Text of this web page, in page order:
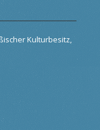
Kulturbesitz,